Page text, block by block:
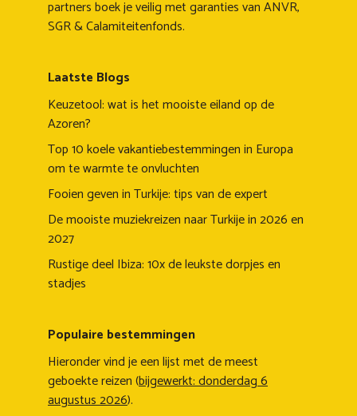
partners boek je veilig met garanties van ANVR,
SGR & Calamiteitenfonds.
Laatste Blogs
Keuzetool: wat is het mooiste eiland op de
Azoren?
Top 10 koele vakantiebestemmingen in Europa
om te warmte te onvluchten
Fooien geven in Turkije: tips van de expert
De mooiste muziekreizen naar Turkije in 2026 en
2027
Rustige deel Ibiza: 10x de leukste dorpjes en
stadjes
Populaire bestemmingen
Hieronder vind je een lijst met de meest
geboekte reizen (bijgewerkt: donderdag 6
augustus 2026).